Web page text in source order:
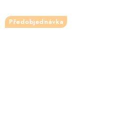
Předobjednávka